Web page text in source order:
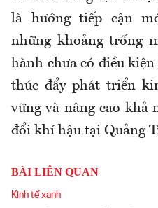
là hướng tiếp cận
những khoảng trống
hành chưa có điều
thúc đẩy phát triển
vững và nâng cao khả
đổi khí hậu tại Quảng
BÀI LIÊN QUAN
Kinh tế xanh